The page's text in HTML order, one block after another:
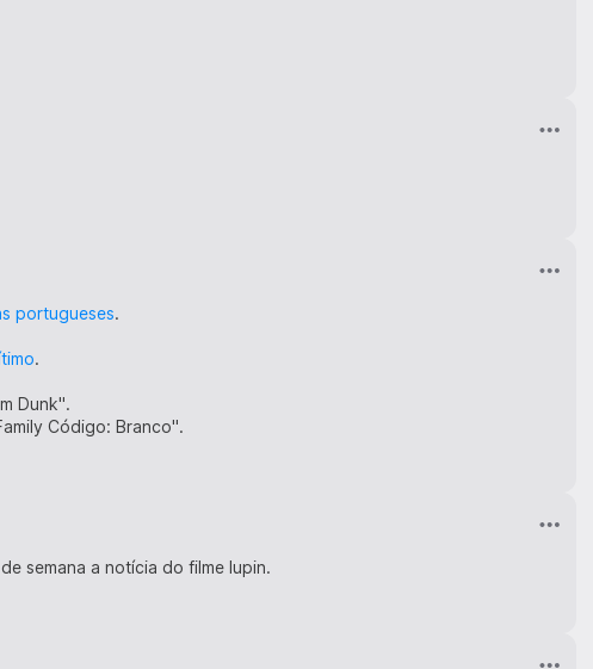
portugueses.
.
Dunk".
Código: Branco".
semana a notícia do filme lupin.